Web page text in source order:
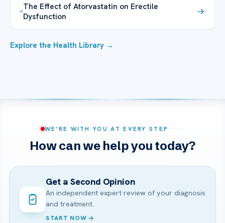
The Effect of Atorvastatin on Erectile
Dysfunction
Explore the Health Library →
WE’RE WITH YOU AT EVERY STEP
How can we help you today?
Get a Second Opinion
An independent expert review of your diagnosis
and treatment.
START NOW